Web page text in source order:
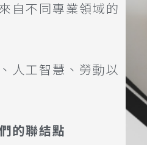
自不同專業領域的
人工智慧、勞動以
的聯結點